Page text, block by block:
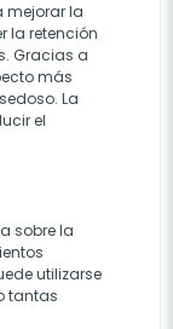
mejorar la
la retención
Gracias a
más
La
el
sobre la
utilizarse
tantas